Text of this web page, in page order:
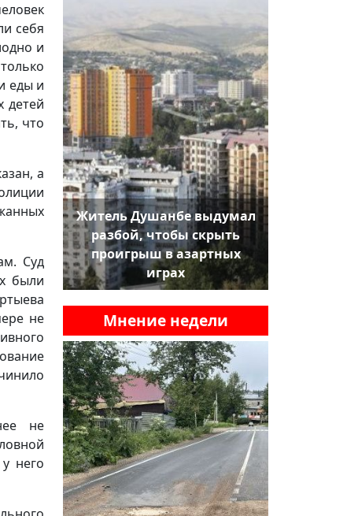
себя
и
еды и
детей
что
а
Суд
были
не
не
него
Житель Душанбе выдумал
разбой, чтобы скрыть
проигрыш в азартных
играх
Мнение недели